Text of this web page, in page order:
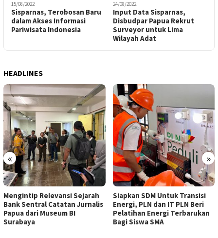
15/08/2022
Sisparnas, Terobosan Baru
dalam Akses Informasi
Pariwisata Indonesia
24/08/2022
Input Data Sisparnas,
Disbudpar Papua Rekrut
Surveyor untuk Lima
Wilayah Adat
HEADLINES
« »
Mengintip Relevansi Sejarah
Bank Sentral Catatan Jurnalis
Papua dari Museum BI
Surabaya
Siapkan SDM Untuk Transisi
Energi, PLN dan IT PLN Beri
Pelatihan Energi Terbarukan
Bagi Siswa SMA